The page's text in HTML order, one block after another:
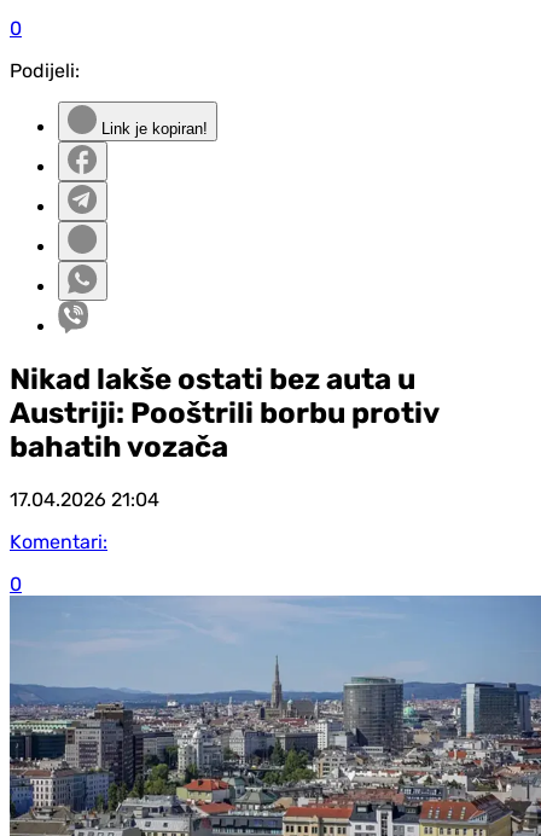
0
Podijeli:
Link je kopiran!
Nikad lakše ostati bez auta u
Austriji: Pooštrili borbu protiv
bahatih vozača
17.04.2026 21:04
Komentari:
0